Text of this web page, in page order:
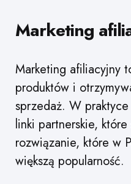
Marketing
Marketing afiliacyjny
produktów i
sprzedaż. W
linki partnerskie,
rozwiązanie, które w
większą popularność.